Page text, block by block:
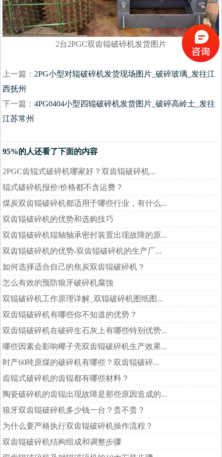
2台2PGC双齿辊破碎机发货图片
上一篇： 2PG小型对辊破碎机发货现场图片_破碎玻璃_发往江
西抚州
下一篇：4PG0404小型四辊破碎机发货图片_破碎高岭土_发往
江苏常州
95%的人还看了下面的内容
2PGC齿辊式破碎机哪家好？双齿辊破碎机...
辊式破碎机报价/价格都不含运费？
煤炭双齿辊破碎机都适用于哪些行业，有什么...
双齿辊破碎机的优势和选购技巧
双齿辊破碎机辊轴轴承密封装置出现故障的原...
双齿辊破碎机的优势-双齿辊破碎机的生产厂...
如何选择适合自己的焦炭双齿辊破碎机？
怎么有效的预防狼牙破碎机腐蚀
双辊破碎机工作原理详解_双辊破碎机图纸图...
双齿辊破碎机有哪些你不知道的优势？
双齿辊破碎机在破碎生石灰上有哪些特别优势...
哪些因素会影响椰子壳双齿辊破碎机生产效果...
时产60吨原煤的破碎机有哪些？双齿辊破碎...
齿辊式破碎机的齿辊都有哪些材料？
陶瓷破碎机的齿辊出现故障是那些原因造成的...
狼牙双齿辊破碎机多少钱一台？贵不贵？
为什么要严格执行双齿辊破碎机操作流程？
双齿辊破碎机结构组成和调整步骤